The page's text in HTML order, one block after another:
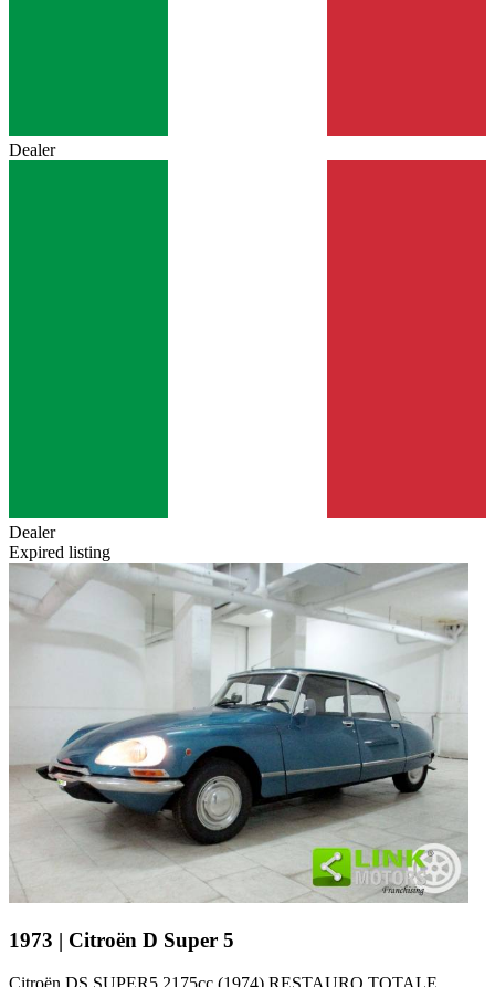
Dealer
Dealer
Expired listing
1973 | Citroën D Super 5
Citroën DS SUPER5 2175cc (1974) RESTAURO TOTALE